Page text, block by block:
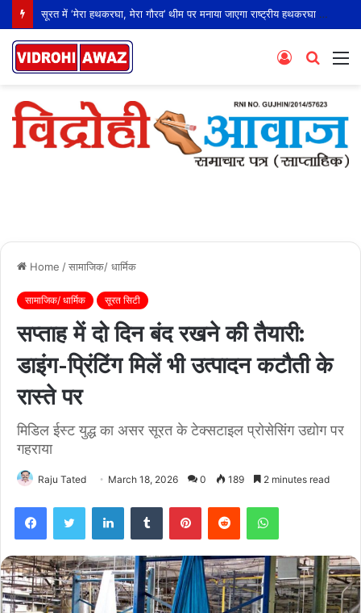
सूरत में ‘मेरा हथकरघा, मेरा गौरव’ थीम पर मनाया जाएगा राष्ट्रीय हथकरघा दिवस
Search
Log
Home /सामाजिक/ धार्मिक
सामाजिक/ धार्मिक सूरत सिटी
सप्ताह में दो दिन बंद रखने की तैयारी:
डाइंग-प्रिंटिंग मिलें भी उत्पादन कटौती के
रास्ते पर
मिडिल ईस्ट युद्ध का असर सूरत के टेक्सटाइल प्रोसेसिंग उद्योग पर
गहराया
Raju Tated March 18, 2026 0 189 2 minutes read
FacebookTwitter LinkedInTumblr PinterestReddit WhatsApp